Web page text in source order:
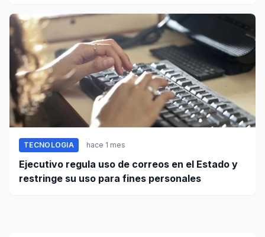
TECNOLOGIA hace 1 mes
Ejecutivo regula uso de correos en el Estado y
restringe su uso para fines personales